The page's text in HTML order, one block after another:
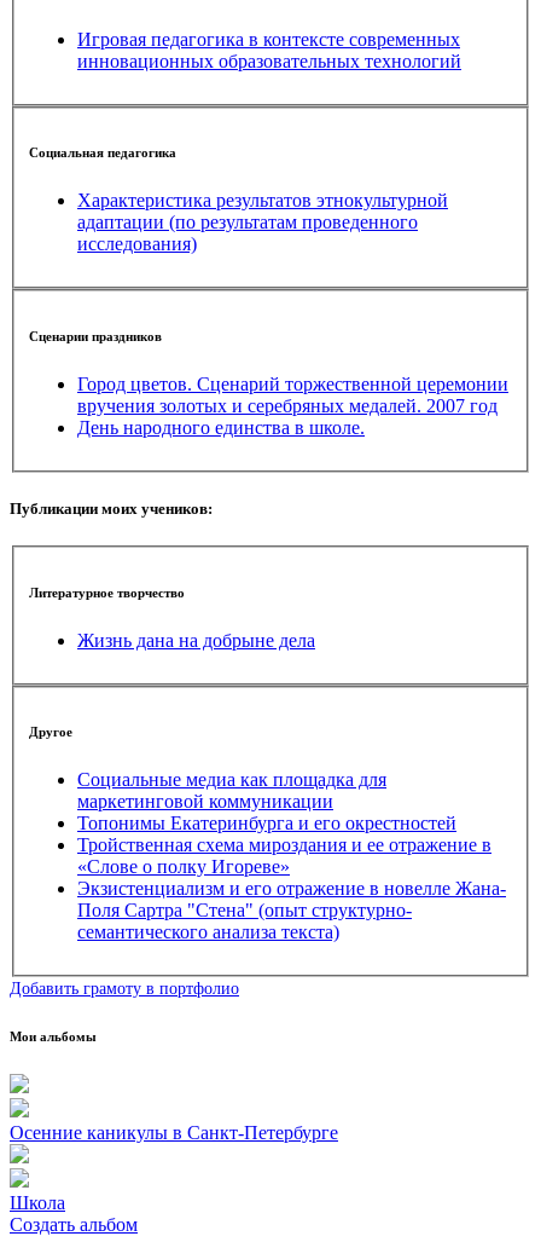
Игровая педагогика в контексте современных
инновационных образовательных технологий
Социальная педагогика
Характеристика результатов этнокультурной
адаптации (по результатам проведенного
исследования)
Сценарии праздников
Город цветов. Сценарий торжественной церемонии
вручения золотых и серебряных медалей. 2007 год
День народного единства в школе.
Публикации моих учеников:
Литературное творчество
Жизнь дана на добрыне дела
Другое
Социальные медиа как площадка для
маркетинговой коммуникации
Топонимы Екатеринбурга и его окрестностей
Тройственная схема мироздания и ее отражение в
«Слове о полку Игореве»
Экзистенциализм и его отражение в новелле Жана-
Поля Сартра "Стена" (опыт структурно-
семантического анализа текста)
Добавить грамоту в портфолио
Мои альбомы
Осенние каникулы в Санкт-Петербурге
Школа
Создать альбом